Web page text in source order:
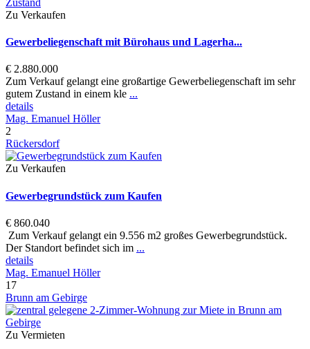
Zu Verkaufen
Gewerbeliegenschaft mit Bürohaus und Lagerha...
€ 2.880.000
Zum Verkauf gelangt eine großartige Gewerbeliegenschaft im sehr
gutem Zustand in einem kle ...
details
Mag. Emanuel Höller
2
Rückersdorf
Zu Verkaufen
Gewerbegrundstück zum Kaufen
€ 860.040
Zum Verkauf gelangt ein 9.556 m2 großes Gewerbegrundstück.
Der Standort befindet sich im ...
details
Mag. Emanuel Höller
17
Brunn am Gebirge
Zu Vermieten